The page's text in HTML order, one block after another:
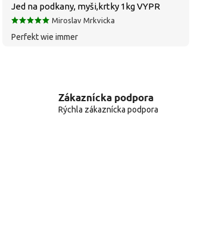
Jed na podkany, myši,krtky 1kg VYPR
Miroslav Mrkvicka
Perfekt wie immer
Zákaznícka podpora
Rýchla zákaznícka podpora